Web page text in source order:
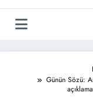
Günün Sözü: